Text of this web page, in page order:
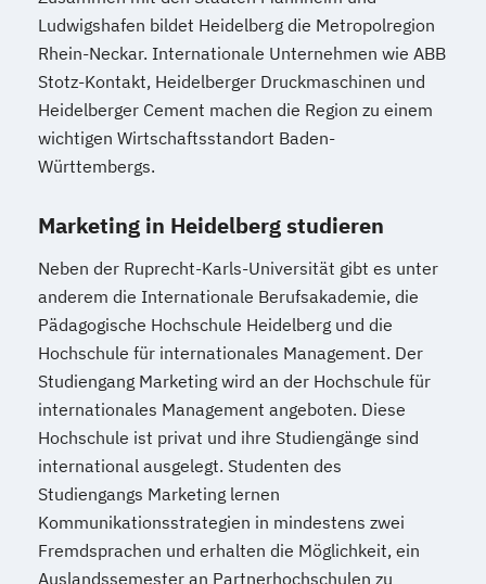
Ludwigshafen bildet Heidelberg die Metropolregion
Rhein-Neckar. Internationale Unternehmen wie ABB
Stotz-Kontakt, Heidelberger Druckmaschinen und
Heidelberger Cement machen die Region zu einem
wichtigen Wirtschaftsstandort Baden-
Württembergs.
Marketing in Heidelberg studieren
Neben der Ruprecht-Karls-Universität gibt es unter
anderem die Internationale Berufsakademie, die
Pädagogische Hochschule Heidelberg und die
Hochschule für internationales Management. Der
Studiengang Marketing wird an der Hochschule für
internationales Management angeboten. Diese
Hochschule ist privat und ihre Studiengänge sind
international ausgelegt. Studenten des
Studiengangs Marketing lernen
Kommunikationsstrategien in mindestens zwei
Fremdsprachen und erhalten die Möglichkeit, ein
Auslandssemester an Partnerhochschulen zu